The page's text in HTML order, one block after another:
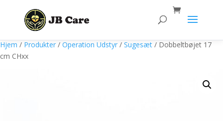
Products
search
Hjem / Produkter/ Operation Udstyr/ Sugesæt / Dobbeltbøjet 17
cm CHxx